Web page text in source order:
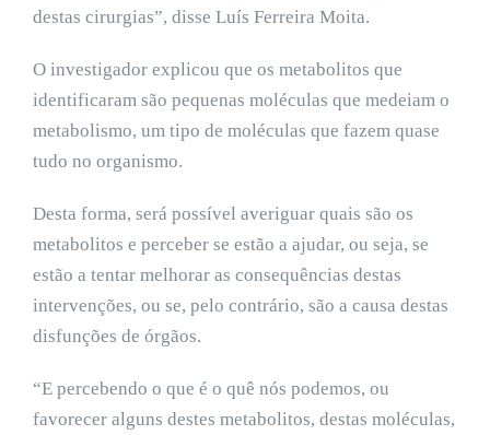
destas cirurgias”, disse Luís Ferreira Moita.
O investigador explicou que os metabolitos que
identificaram são pequenas moléculas que medeiam o
metabolismo, um tipo de moléculas que fazem quase
tudo no organismo.
Desta forma, será possível averiguar quais são os
metabolitos e perceber se estão a ajudar, ou seja, se
estão a tentar melhorar as consequências destas
intervenções, ou se, pelo contrário, são a causa destas
disfunções de órgãos.
“E percebendo o que é o quê nós podemos, ou
favorecer alguns destes metabolitos, destas moléculas,